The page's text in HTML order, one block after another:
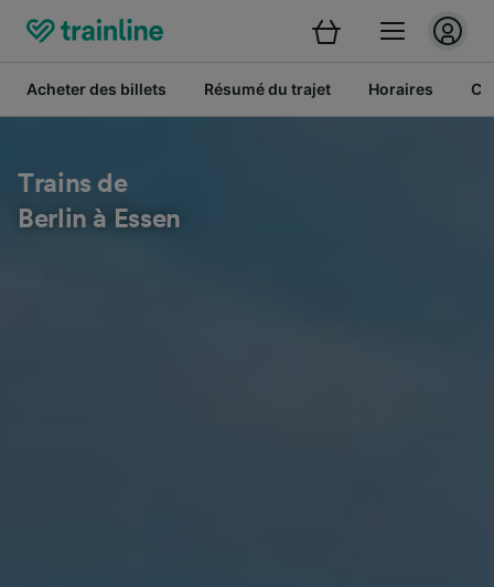
Acheter des billets Résumé du trajet Horaires
Trains de
Berlin à Essen